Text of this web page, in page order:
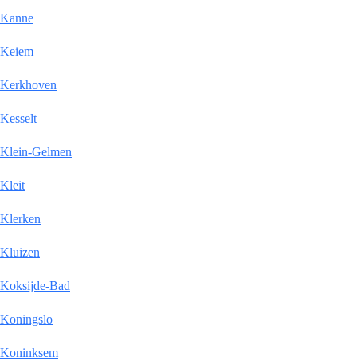
Kanne
Keiem
Kerkhoven
Kesselt
Klein-Gelmen
Kleit
Klerken
Kluizen
Koksijde-Bad
Koningslo
Koninksem